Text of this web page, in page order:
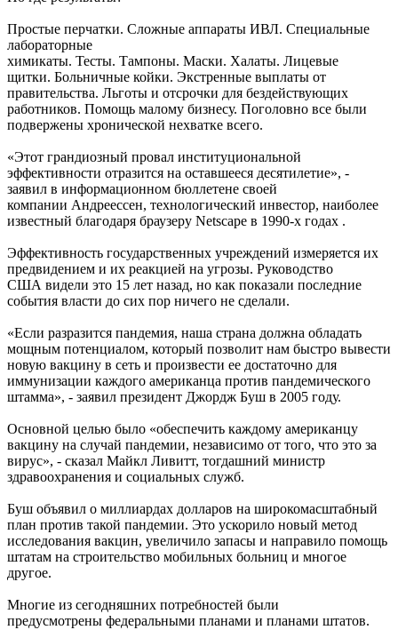
Простые перчатки. Сложные аппараты ИВЛ. Специальные
лабораторные
химикаты. Тесты. Тампоны. Маски. Халаты. Лицевые
щитки. Больничные койки. Экстренные выплаты от
правительства. Льготы и отсрочки для бездействующих
работников. Помощь малому бизнесу. Поголовно все были
подвержены хронической нехватке всего.
«Этот грандиозный провал институциональной
эффективности отразится на оставшееся десятилетие», -
заявил в информационном бюллетене своей
компании Андреессен, технологический инвестор, наиболее
известный благодаря браузеру Netscape в 1990-х годах .
Эффективность государственных учреждений измеряется их
предвидением и их реакцией на угрозы. Руководство
США видели это 15 лет назад, но как показали последние
события власти до сих пор ничего не сделали.
«Если разразится пандемия, наша страна должна обладать
мощным потенциалом, который позволит нам быстро вывести
новую вакцину в сеть и произвести ее достаточно для
иммунизации каждого американца против пандемического
штамма», - заявил президент Джордж Буш в 2005 году.
Основной целью было «обеспечить каждому американцу
вакцину на случай пандемии, независимо от того, что это за
вирус», - сказал Майкл Ливитт, тогдашний министр
здравоохранения и социальных служб.
Буш объявил о миллиардах долларов на широкомасштабный
план против такой пандемии. Это ускорило новый метод
исследования вакцин, увеличило запасы и направило помощь
штатам на строительство мобильных больниц и многое
другое.
Многие из сегодняшних потребностей были
предусмотрены федеральными планами и планами штатов.